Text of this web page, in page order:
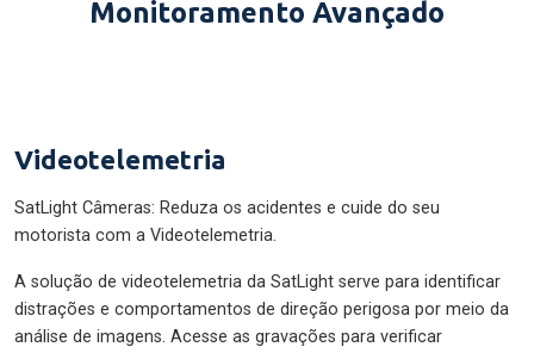
Monitoramento Avançado
Videotelemetria
SatLight Câmeras: Reduza os acidentes e cuide do seu
motorista com a Videotelemetria.
A solução de videotelemetria da SatLight serve para identificar
distrações e comportamentos de direção perigosa por meio da
análise de imagens. Acesse as gravações para verificar